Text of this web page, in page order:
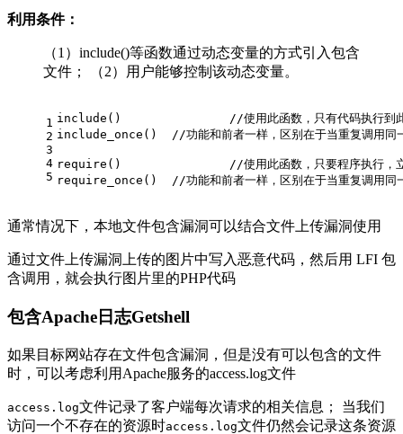
利用条件：
（1）include()等函数通过动态变量的方式引入包含
文件； （2）用户能够控制该动态变量。
1
2
3
4
5
include
//使用此函数，只有代码执行到
include_once
//功能和前者一样，区别在于当重复调用同
require
//使用此函数，只要程序执行，
require_once
//功能和前者一样，区别在于当重复调用同
通常情况下，本地文件包含漏洞可以结合文件上传漏洞使用
通过文件上传漏洞上传的图片中写入恶意代码，然后用 LFI 包
含调用，就会执行图片里的PHP代码
包含Apache日志Getshell
如果目标网站存在文件包含漏洞，但是没有可以包含的文件
时，可以考虑利用Apache服务的access.log文件
access.log文件记录了客户端每次请求的相关信息； 当我们
访问一个不存在的资源时access.log文件仍然会记录这条资源